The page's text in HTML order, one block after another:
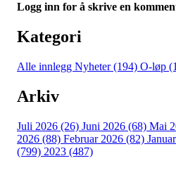
Logg inn for å skrive en
Kategori
Alle innlegg Nyheter (194) O-løp
Arkiv
Juli 2026 (26) Juni 2026 (68) Mai
2026 (88) Februar 2026 (82)
(799) 2023 (487)